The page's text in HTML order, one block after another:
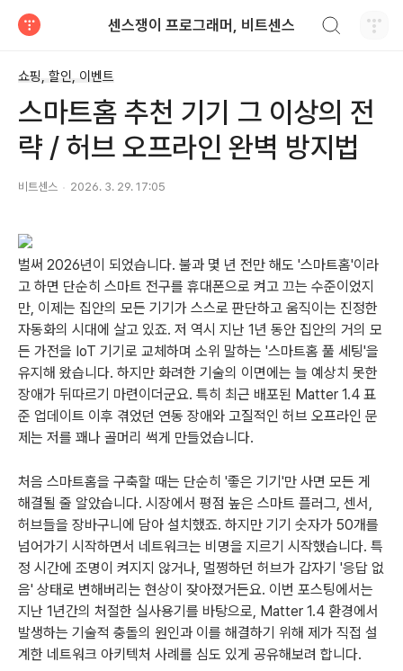
센스쟁이 프로그래머, 비트센스
쇼핑, 할인, 이벤트
스마트홈 추천 기기 그 이상의 전
략 / 허브 오프라인 완벽 방지법
비트센스 2026. 3. 29. 17:05
벌써 2026년이 되었습니다. 불과 몇 년 전만 해도 '스마트홈'이라
고 하면 단순히 스마트 전구를 휴대폰으로 켜고 끄는 수준이었지
만, 이제는 집안의 모든 기기가 스스로 판단하고 움직이는 진정한
자동화의 시대에 살고 있죠. 저 역시 지난 1년 동안 집안의 거의 모
든 가전을 IoT 기기로 교체하며 소위 말하는 '스마트홈 풀 세팅'을
유지해 왔습니다. 하지만 화려한 기술의 이면에는 늘 예상치 못한
장애가 뒤따르기 마련이더군요. 특히 최근 배포된 Matter 1.4 표
준 업데이트 이후 겪었던 연동 장애와 고질적인 허브 오프라인 문
제는 저를 꽤나 골머리 썩게 만들었습니다.
처음 스마트홈을 구축할 때는 단순히 '좋은 기기'만 사면 모든 게
해결될 줄 알았습니다. 시장에서 평점 높은 스마트 플러그, 센서,
허브들을 장바구니에 담아 설치했죠. 하지만 기기 숫자가 50개를
넘어가기 시작하면서 네트워크는 비명을 지르기 시작했습니다. 특
정 시간에 조명이 켜지지 않거나, 멀쩡하던 허브가 갑자기 '응답 없
음' 상태로 변해버리는 현상이 잦아졌거든요. 이번 포스팅에서는
지난 1년간의 처절한 실사용기를 바탕으로, Matter 1.4 환경에서
발생하는 기술적 충돌의 원인과 이를 해결하기 위해 제가 직접 설
계한 네트워크 아키텍처 사례를 심도 있게 공유해보려 합니다.